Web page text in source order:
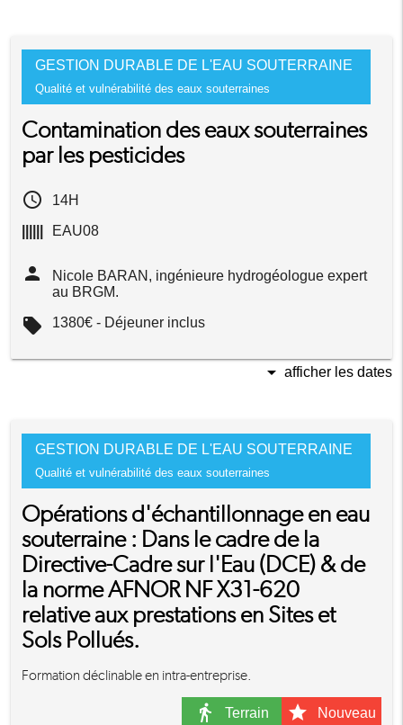
GESTION DURABLE DE L'EAU SOUTERRAINE
Qualité et vulnérabilité des eaux souterraines
Contamination des eaux souterraines
par les pesticides
access_time
14H
EAU08
person
Nicole BARAN, ingénieure hydrogéologue expert
au BRGM.
local_offer 1380€ - Déjeuner inclus
arrow_drop_down afficher les dates
GESTION DURABLE DE L'EAU SOUTERRAINE
Qualité et vulnérabilité des eaux souterraines
Opérations d'échantillonnage en eau
souterraine : Dans le cadre de la
Directive-Cadre sur l'Eau (DCE) & de
la norme AFNOR NF X31-620
relative aux prestations en Sites et
Sols Pollués.
Formation déclinable en intra-entreprise.
star Nouveau
directions_walk Terrain